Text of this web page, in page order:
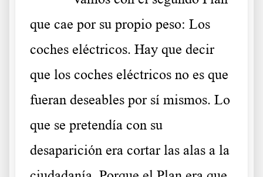
que cae por su propio peso: Los
coches eléctricos. Hay que decir
que los coches eléctricos no es que
fueran deseables por sí mismos. Lo
que se pretendía con su
desaparición era cortar las alas a la